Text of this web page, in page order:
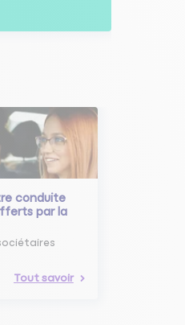
conduite
par la
Tout savoir